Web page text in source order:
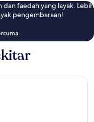
dan faedah yang layak. Lebih
pengembaraan!